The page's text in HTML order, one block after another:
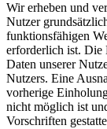
Wir erheben und
Nutzer
funktionsfähigen
erforderlich ist. Die
Daten unserer
Nutzers. Eine
vorherige
nicht möglich ist
Vorschriften